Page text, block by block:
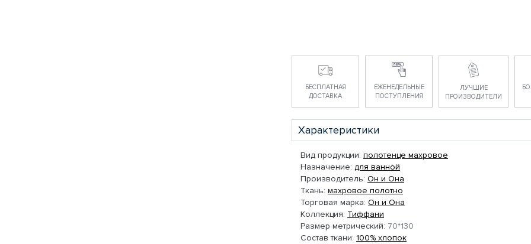
БЕСПЛАТНАЯ
ДОСТАВКА
ЕЖЕНЕДЕЛЬНЫЕ
ПОСТУПЛЕНИЯ
ЛУЧШИЕ
ПРОИЗВОДИТЕЛИ
Характеристики
Вид продукции: полотенце махровое
Назначение: для ванной
Производитель: Он и Она
Ткань: махровое полотно
Торговая марка: Он и Она
Коллекция: Тиффани
Размер метрический: 70*130
Состав ткани: 100% хлопок